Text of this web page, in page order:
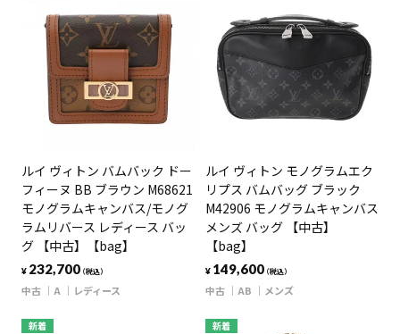
ルイ ヴィトン バムバック ドー
フィーヌ BB ブラウン M68621
モノグラムキャンバス/モノグ
ラムリバース レディース バッ
グ 【中古】【bag】
¥ 232,700（税込）
中古 A レディース
ルイ ヴィトン モノグラムエク
リプス バムバッグ ブラック
M42906 モノグラムキャンバス
メンズ バッグ 【中古】
【bag】
¥ 149,600（税込）
中古 AB メンズ
新着 新着